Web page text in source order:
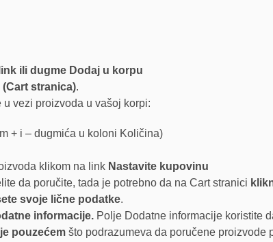
ili dugme Dodaj u korpu
stranica).
vezi proizvoda u vašoj korpi:
+ i – dugmića u koloni Količina)
klikom na link Nastavite kupovinu
da poručite, tada je potrebno da na Cart stranici
svoje lične podatke.
informacije.Polje Dodatne informacije koristite
pouzećem što podrazumeva da poručene proizvode